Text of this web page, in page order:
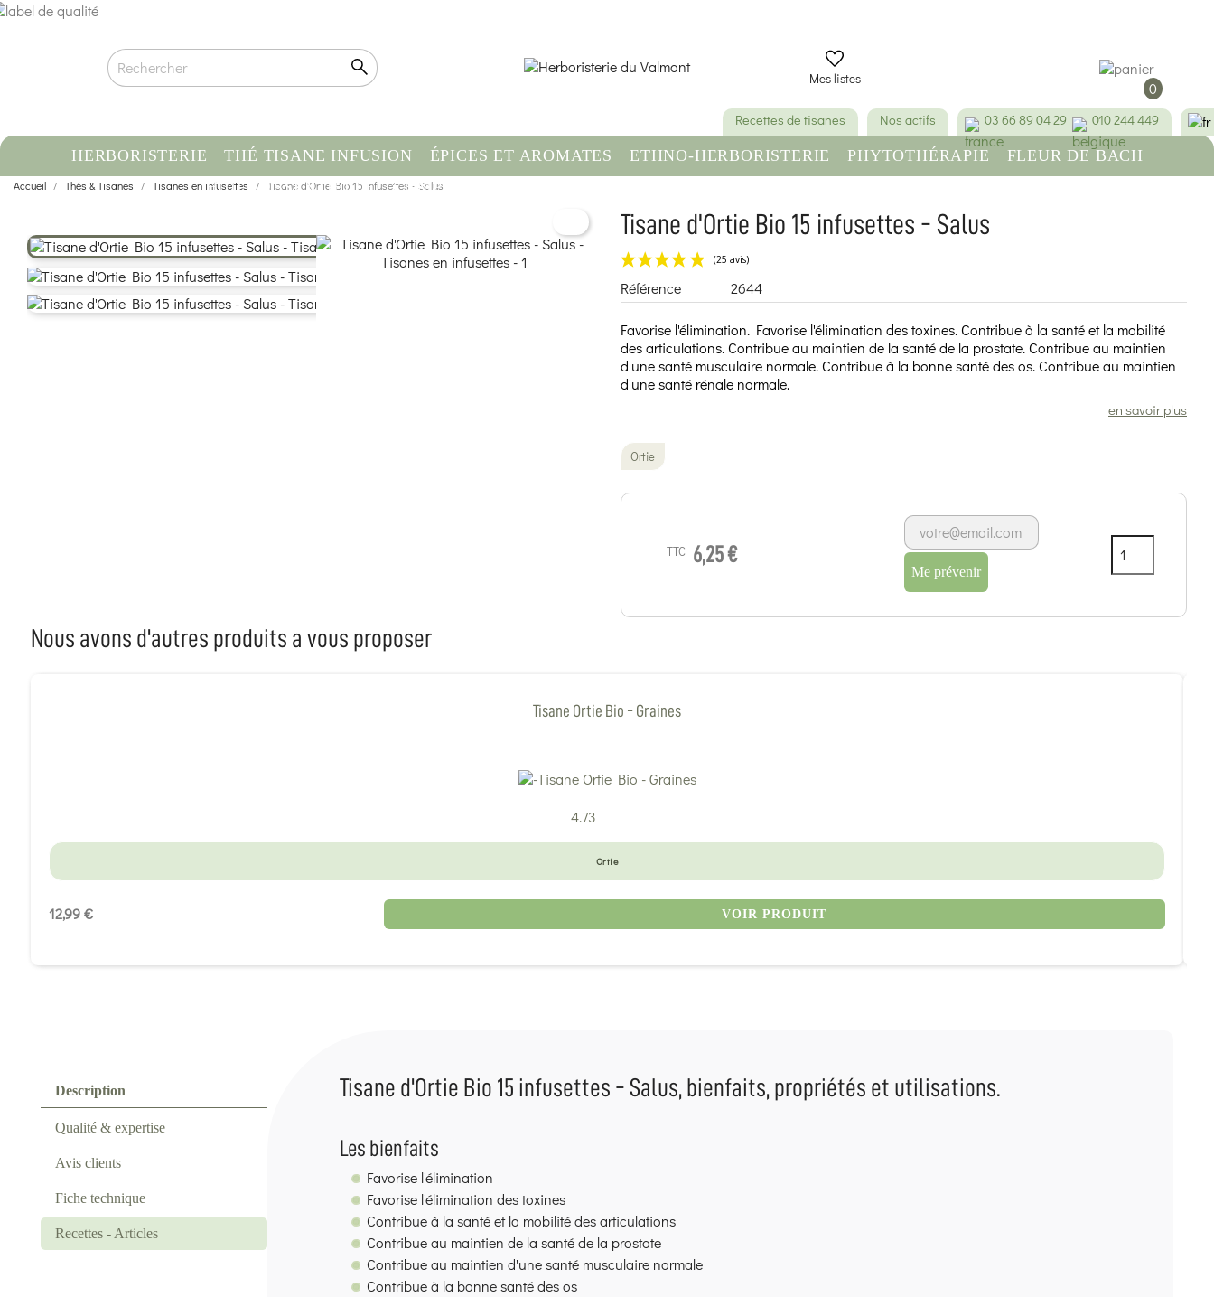
Mes listes 0
Recettes de tisanes Nos actifs 03 66 89 04 29 010 244 449
HERBORISTERIE THÉ TISANE INFUSION ÉPICES ET AROMATES ETHNO-HERBORISTERIE PHYTOTHÉRAPIE
FLEUR DE BACH
HUILE ESSENTIELLE
COMPLÉMENT ALIMENTAIRE
Accueil Thés & Tisanes Tisanes en infusettes Tisane d'Ortie Bio 15 infusettes - Salus
Tisane d'Ortie Bio 15 infusettes - Salus
(25 avis)
Référence 2644
Favorise l'élimination. Favorise l'élimination des toxines. Contribue à la santé et la mobilité
des articulations. Contribue au maintien de la santé de la prostate. Contribue au maintien
d'une santé musculaire normale. Contribue à la bonne santé des os. Contribue au maintien
d'une santé rénale normale.
en savoir plus
Ortie
TTC 6,25 €
Me prévenir
Description
Qualité & expertise
Avis clients
Fiche technique
Recettes - Articles
Tisane d'Ortie Bio 15 infusettes - Salus, bienfaits, propriétés et utilisations.
Les bienfaits
Favorise l'élimination
Favorise l'élimination des toxines
Contribue à la santé et la mobilité des articulations
Contribue au maintien de la santé de la prostate
Contribue au maintien d'une santé musculaire normale
Contribue à la bonne santé des os
Nous avons d'autres produits a vous proposer
Tisane Ortie Bio - Graines
4.73
Ortie
12,99 € VOIR PRODUIT